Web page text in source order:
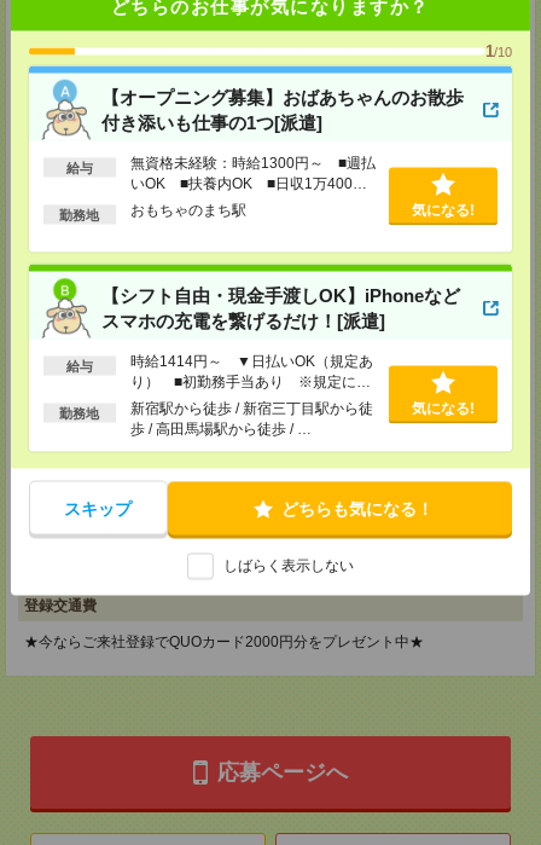
どちらのお仕事が気になりますか？
1/10
【オープニング募集】おばあちゃんのお散歩
付き添いも仕事の1つ[派遣]
給与
無資格未経験：時給1300円～ ■週払
いOK ■扶養内OK ■日収1万400円
以上
勤務地 おもちゃのまち駅 気になる!
【シフト自由・現金手渡しOK】iPhoneなど
スマホの充電を繋げるだけ！[派遣]
給与
時給1414円～ ▼日払いOK（規定あ
り） ■初勤務手当あり ※規定によ
る
勤務地
新宿駅から徒歩 / 新宿三丁目駅から徒
歩 / 高田馬場駅から徒歩 / …
気になる!
スキップ どちらも気になる！
しばらく表示しない
メディカルケア事業部 柏オフィス
TEL：0120-935-218
MAIL：tenshoku@nikken-ts.jp
担当：採用担当
メディカルケア事業部 新宿オフィス
東京都新宿区新宿2-3-10 新宿御苑ビル6階
TEL：0120-457-235
tenshoku@nikken-ts.jp
担当：採用担当
東京都立川市錦町1-12-14
TEL：0120-934-200
MAIL：tenshoku@nikken-ts.jp
担当：採用担当
メディカルケア事業部 町田オフィス
東京都町田市森野1-7-23 大樹生命町田ビル6F
TEL：0120-453-285
MAIL：tenshoku@nikken-ts.jp
メディカルケア事業部 横浜オフィス
神奈川県横浜市保土ケ谷区神戸町134 横浜ビジネスパークサウスタワー
2F B区画
TEL：0120-901-799
tenshoku@nikken-ts.jp
登録交通費
★今ならご来社登録でQUOカード2000円分をプレゼント中★
応募ページへ